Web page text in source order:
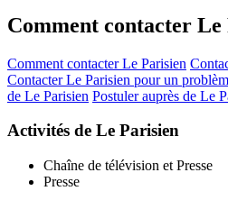
Comment contacter Le
Comment contacter Le Parisien
Contacter Le Parisien pour un
de Le Parisien Postuler auprès de Le
Activités de Le Parisien
Chaîne de télévision et Presse
Presse